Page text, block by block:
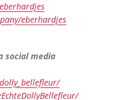
eberhardjes
social media